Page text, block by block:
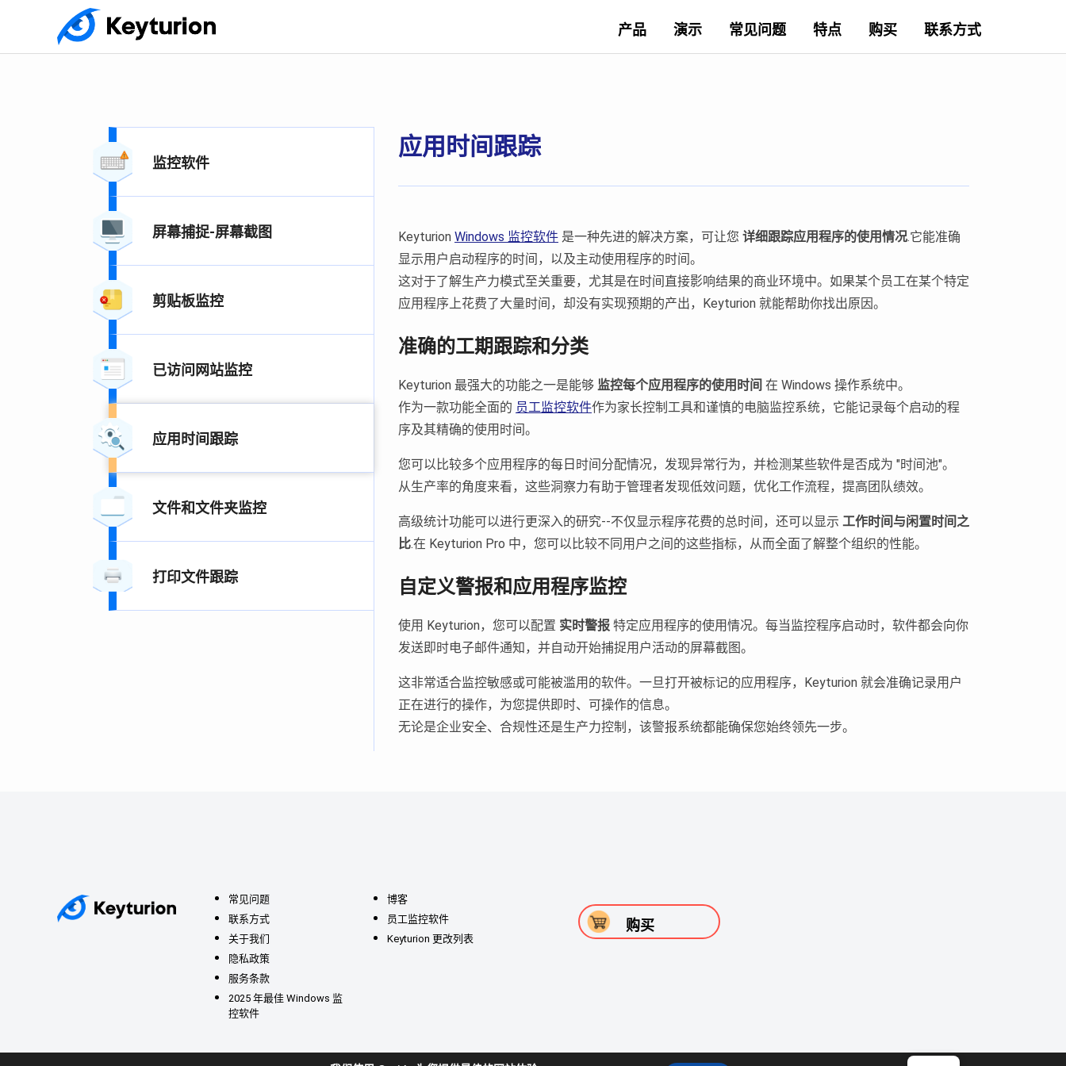
产品 演示 常见问题 特点 购买 联系方式
应用时间跟踪
Keyturion Windows 监控软件 是一种先进的解决方案，可让您 详细跟踪应用程序的使用情况.它能准确
显示用户启动程序的时间，以及主动使用程序的时间。
这对于了解生产力模式至关重要，尤其是在时间直接影响结果的商业环境中。如果某个员工在某个特定
应用程序上花费了大量时间，却没有实现预期的产出，Keyturion 就能帮助你找出原因。
准确的工期跟踪和分类
Keyturion 最强大的功能之一是能够 监控每个应用程序的使用时间 在 Windows 操作系统中。
作为一款功能全面的 员工监控软件作为家长控制工具和谨慎的电脑监控系统，它能记录每个启动的程
序及其精确的使用时间。
您可以比较多个应用程序的每日时间分配情况，发现异常行为，并检测某些软件是否成为 "时间池"。
从生产率的角度来看，这些洞察力有助于管理者发现低效问题，优化工作流程，提高团队绩效。
高级统计功能可以进行更深入的研究--不仅显示程序花费的总时间，还可以显示 工作时间与闲置时间之
比.在 Keyturion Pro 中，您可以比较不同用户之间的这些指标，从而全面了解整个组织的性能。
自定义警报和应用程序监控
使用 Keyturion，您可以配置 实时警报 特定应用程序的使用情况。每当监控程序启动时，软件都会向你
发送即时电子邮件通知，并自动开始捕捉用户活动的屏幕截图。
这非常适合监控敏感或可能被滥用的软件。一旦打开被标记的应用程序，Keyturion 就会准确记录用户
正在进行的操作，为您提供即时、可操作的信息。
无论是企业安全、合规性还是生产力控制，该警报系统都能确保您始终领先一步。
监控软件
屏幕捕捉-屏幕截图
剪贴板监控
已访问网站监控
应用时间跟踪
文件和文件夹监控
打印文件跟踪
常见问题
联系方式
关于我们
隐私政策
服务条款
2025 年最佳 Windows 监
控软件
博客
员工监控软件
Keyturion 更改列表
购买